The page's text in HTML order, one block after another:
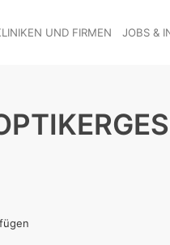
UND FIRMEN JOBS &